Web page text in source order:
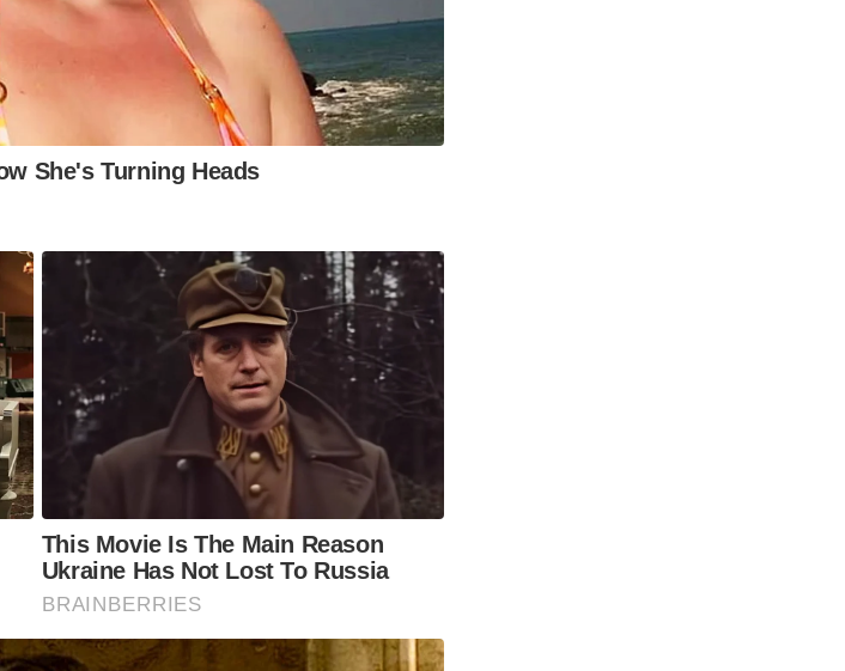
She's Turning Heads
This Movie Is The Main Reason
Ukraine Has Not Lost To Russia
BRAINBERRIES